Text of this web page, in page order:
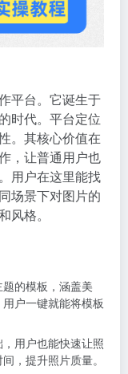
平台。它诞生于
时代。平台定位
。其核心价值在
，让普通用户也
用户在这里能找
场景下对图片的
格。
题的模板，涵盖美
户一键就能将模板
，用户也能快速让照
，提升照片质量。